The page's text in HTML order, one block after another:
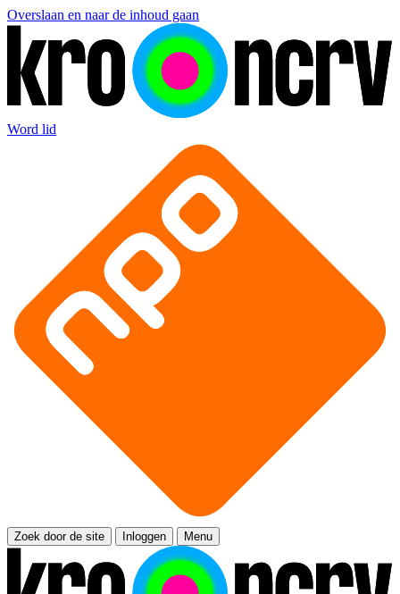
Overslaan en naar de inhoud gaan
Word lid
Zoek door de site Inloggen Menu